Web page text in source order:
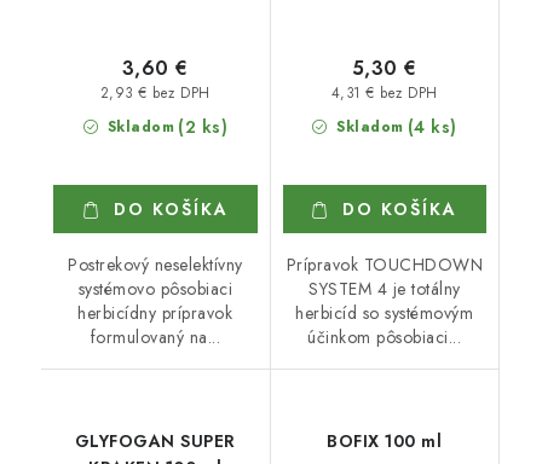
Skladom (2 ks)
2,93 € bez DPH
3,60 €
DO KOŠÍKA
Postrekový neselektívny
systémovo pôsobiaci
herbicídny prípravok
formulovaný na...
Skladom (4 ks)
4,31 € bez DPH
5,30 €
DO KOŠÍKA
Prípravok TOUCHDOWN
SYSTEM 4 je totálny
herbicíd so systémovým
účinkom pôsobiaci...
GLYFOGAN SUPER
BOFIX 100 ml